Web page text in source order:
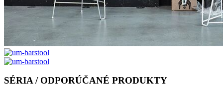
SÉRIA / ODPORÚČANÉ PRODUKTY